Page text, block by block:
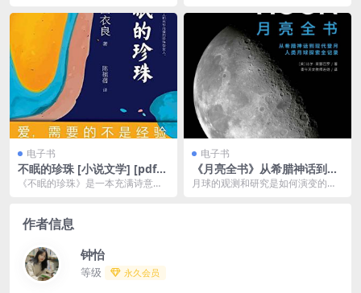
机拍摄能有多快？火车...
生内容的著作的总称。...
电子书
不眠的珍珠 [ 小说文学] [pdf
+全格式]
《不眠的珍珠》是一本充满诗意与
电子书
《月亮全书》从希腊神话到嫦
娥4号 人类月球探索伟大瞬间
月球的观测和研究是如何演变的？
作者信息
钟怡
等级 永久会员